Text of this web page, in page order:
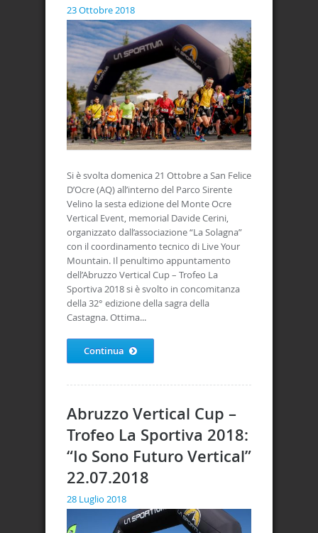
23 Ottobre 2018
Si è svolta domenica 21 Ottobre a San Felice
D’Ocre (AQ) all’interno del Parco Sirente
Velino la sesta edizione del Monte Ocre
Vertical Event, memorial Davide Cerini,
organizzato dall’associazione “La Solagna”
con il coordinamento tecnico di Live Your
Mountain. Il penultimo appuntamento
dell’Abruzzo Vertical Cup – Trofeo La
Sportiva 2018 si è svolto in concomitanza
della 32° edizione della sagra della
Castagna. Ottima...
Continua
Abruzzo Vertical Cup –
Trofeo La Sportiva 2018:
“Io Sono Futuro Vertical”
22.07.2018
28 Luglio 2018